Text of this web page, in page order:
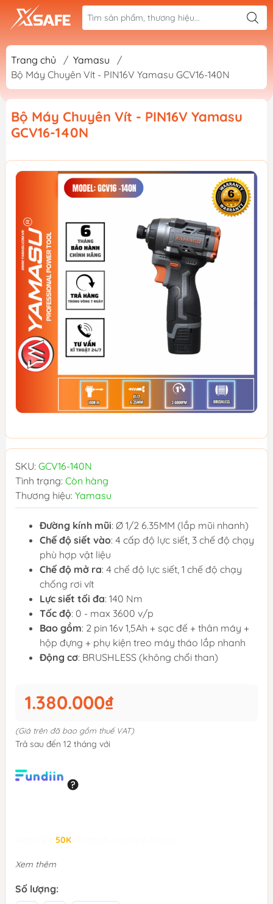
Trang chủ / Yamasu
/
Bộ Máy Chuyên Vít - PIN16V Yamasu GCV16-140N
Bộ Máy Chuyên Vít - PIN16V Yamasu
GCV16-140N
SKU: GCV16-140N
Tình trạng: Còn hàng
Thương hiệu: Yamasu
Đường kính mũi: Ø 1/2 6.35MM (lắp mũi nhanh)
Chế độ siết vào: 4 cấp độ lực siết, 3 chế độ chạy
phù hợp vật liệu
Chế độ mở ra: 4 chế độ lực siết, 1 chế độ chạy
chống rơi vít
Lực siết tối đa: 140 Nm
Tốc độ: 0 - max 3600 v/p
Bao gồm: 2 pin 16v 1,5Ah + sạc đế + thân máy +
hộp đựng + phụ kiện treo máy tháo lắp nhanh
Động cơ: BRUSHLESS (không chổi than)
1.380.000₫
(Giá trên đã bao gồm thuế VAT)
Trả sau đến 12 tháng với
50K
Xem thêm
Số lượng: